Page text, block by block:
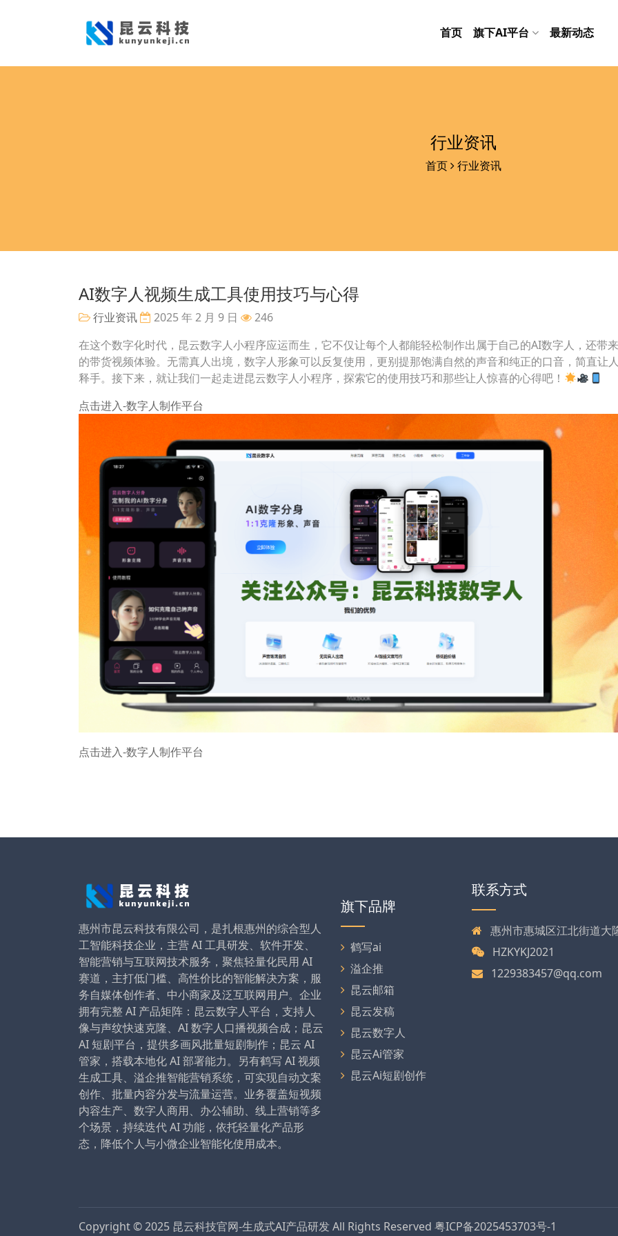
首页 旗下AI平台 最新动态
行业资讯
首页 行业资讯
AI数字人视频生成工具使用技巧与心得
行业资讯 2025 年 2 月 9 日
246
在这个数字化时代，昆云数字人小程序应运而生，它不仅让每个人都能轻松制作出属于自己的AI数字人，还带
的带货视频体验。无需真人出境，数字人形象可以反复使用，更别提那饱满自然的声音和纯正的口音，简直让
释手。接下来，就让我们一起走进昆云数字人小程序，探索它的使用技巧和那些让人惊喜的心得吧！
点击进入-数字人制作平台
点击进入-数字人制作平台
惠州市昆云科技有限公司，是扎根惠州的综合型人
工智能科技企业，主营 AI 工具研发、软件开发、
智能营销与互联网技术服务，聚焦轻量化民用 AI
赛道，主打低门槛、高性价比的智能解决方案，服
务自媒体创作者、中小商家及泛互联网用户。企业
拥有完整 AI 产品矩阵：昆云数字人平台，支持人
像与声纹快速克隆、AI 数字人口播视频合成；昆云
AI 短剧平台，提供多画风批量短剧制作；昆云 AI
管家，搭载本地化 AI 部署能力。另有鹤写 AI 视频
生成工具、溢企推智能营销系统，可实现自动文案
创作、批量内容分发与流量运营。业务覆盖短视频
内容生产、数字人商用、办公辅助、线上营销等多
个场景，持续迭代 AI 功能，依托轻量化产品形
态，降低个人与小微企业智能化使用成本。
旗下品牌
鹤写ai
溢企推
昆云邮箱
昆云发稿
昆云数字人
昆云Ai管家
昆云Ai短剧创作
联系方式
惠州市惠城区江北街道大
HZKYKJ2021
1229383457@qq.com
Copyright © 2025 昆云科技官网-生成式AI产品研发All Rights Reserved 粤ICP备2025453703号-1